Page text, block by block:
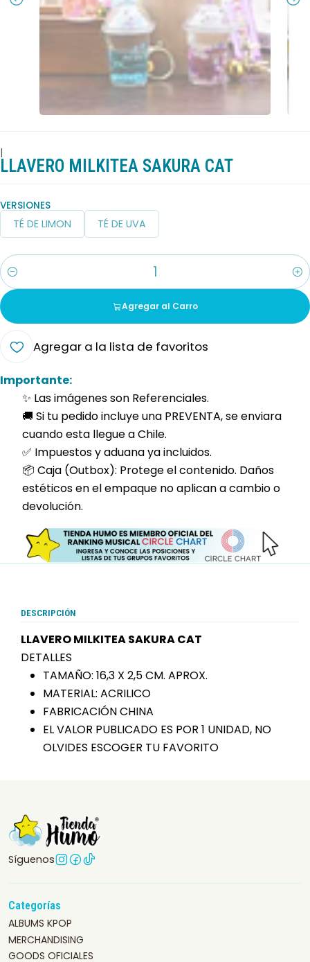
|
LLAVERO MILKITEA SAKURA CAT
VERSIONES
TÉ DE LIMON TÉ DE UVA
Cantidad
Agregar al Carro
Agregar a la lista de favoritos
Importante:
✨ Las imágenes son Referenciales.
🚚 Si tu pedido incluye una PREVENTA, se enviara
cuando esta llegue a Chile.
✅ Impuestos y aduana ya incluidos.
📦 Caja (Outbox): Protege el contenido. Daños
estéticos en el empaque no aplican a cambio o
devolución.
DESCRIPCIÓN
LLAVERO MILKITEA SAKURA CAT
DETALLES
TAMAÑO: 16,3 X 2,5 CM. APROX.
MATERIAL: ACRILICO
FABRICACIÓN CHINA
EL VALOR PUBLICADO ES POR 1 UNIDAD, NO
OLVIDES ESCOGER TU FAVORITO
Síguenos
Categorías
ALBUMS KPOP
MERCHANDISING
GOODS OFICIALES